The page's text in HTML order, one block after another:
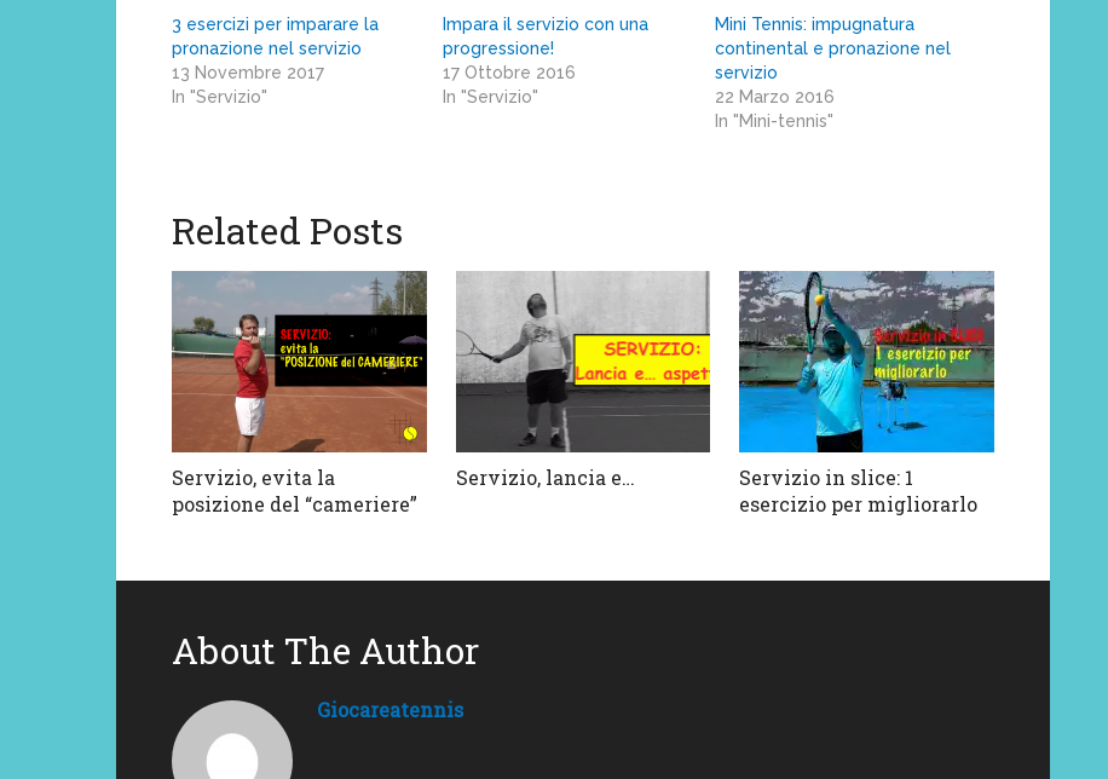
3 esercizi per imparare la
pronazione nel servizio
13 Novembre 2017
In "Servizio"
Impara il servizio con una
progressione!
17 Ottobre 2016
In "Servizio"
Mini Tennis: impugnatura
continental e pronazione nel
servizio
22 Marzo 2016
In "Mini-tennis"
Related Posts
Servizio, evita la
posizione del “cameriere”
Servizio, lancia e…
Servizio in slice: 1
esercizio per migliorarlo
About The Author
Giocareatennis